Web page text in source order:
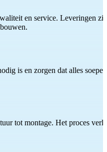
en service. Leveringen
is en zorgen dat alles
tot montage. Het proces